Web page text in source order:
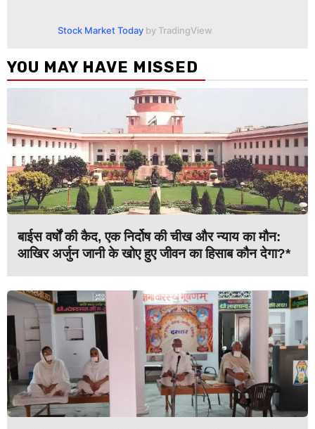
Stock Market Today by TradingView
YOU MAY HAVE MISSED
बाईस वर्षों की कैद, एक निर्दोष की चीख और न्याय का मौन:
आखिर अर्जुन जानी के खोए हुए जीवन का हिसाब कौन देगा?*